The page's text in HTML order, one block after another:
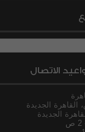
الاتصال
القاهرة الجديدة
الجديدة